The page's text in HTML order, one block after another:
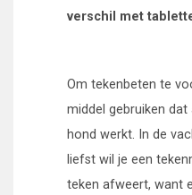
verschil met
Om tekenbeten te
middel gebruiken
hond werkt. In de
liefst wil je een
teken afweert, want